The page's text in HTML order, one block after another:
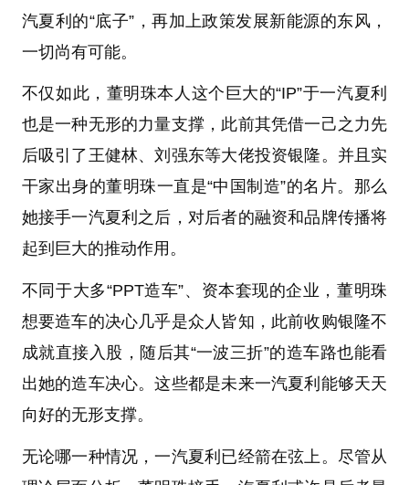
汽夏利的“底子”，再加上政策发展新能源的东风，
一切尚有可能。
不仅如此，董明珠本人这个巨大的“IP”于一汽夏利
也是一种无形的力量支撑，此前其凭借一己之力先
后吸引了王健林、刘强东等大佬投资银隆。并且实
干家出身的董明珠一直是“中国制造”的名片。那么
她接手一汽夏利之后，对后者的融资和品牌传播将
起到巨大的推动作用。
不同于大多“PPT造车”、资本套现的企业，董明珠
想要造车的决心几乎是众人皆知，此前收购银隆不
成就直接入股，随后其“一波三折”的造车路也能看
出她的造车决心。这些都是未来一汽夏利能够天天
向好的无形支撑。
无论哪一种情况，一汽夏利已经箭在弦上。尽管从